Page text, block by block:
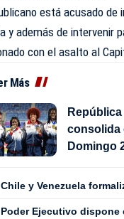
está acusado
y además de intervenir
con el asalto al
Más
consolida
Domingo
Chile y Venezuela
Poder Ejecutivo